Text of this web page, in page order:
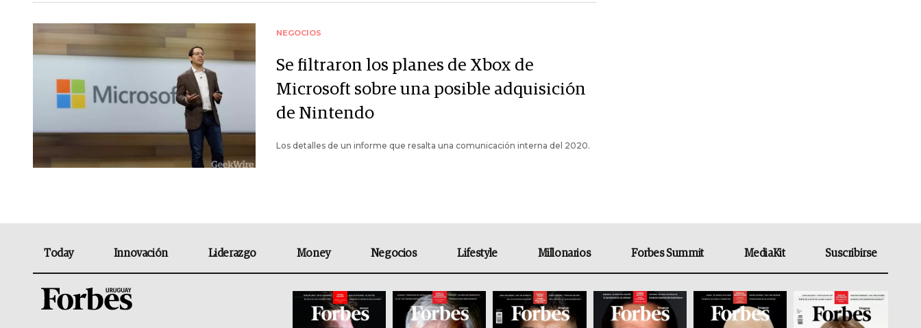
NEGOCIOS
Se filtraron los planes de Xbox de
Microsoft sobre una posible adquisición
de Nintendo
Los detalles de un informe que resalta una comunicación interna del 2020.
Today Innovación Liderazgo Money Negocios Lifestyle Millonarios Forbes Summit MediaKit Suscribirse